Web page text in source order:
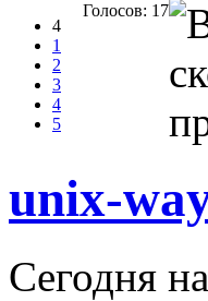
4
1
2
3
4
5
Голосов: 17
unix-
Сегодня